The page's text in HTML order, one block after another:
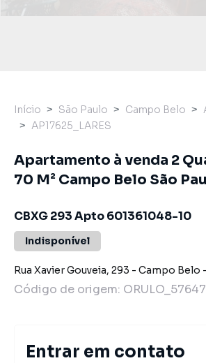
Início São Paulo Campo Belo
AP17625_LARES
Apartamento à venda 2
70 M² Campo Belo São
CBXG 293 Apto 601361048-10
Indisponível
Rua Xavier Gouveia, 293 - Campo Belo -
Código de origem: ORULO_57647
Entrar em contato